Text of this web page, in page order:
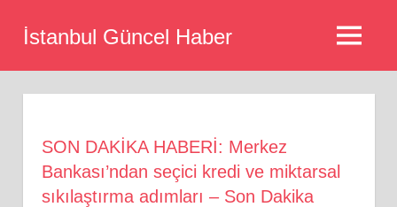
İstanbul Güncel Haber MENU
SON DAKİKA HABERİ: Merkez
Bankası’ndan seçici kredi ve miktarsal
sıkılaştırma adımları – Son Dakika